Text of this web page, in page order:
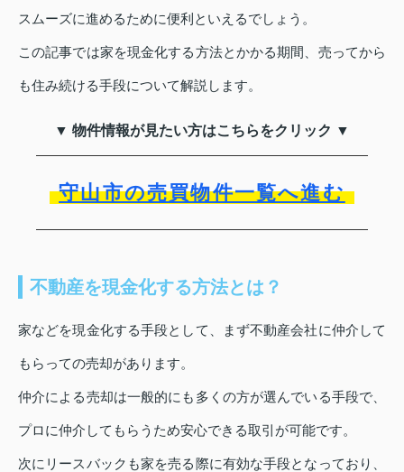
スムーズに進めるために便利といえるでしょう。
この記事では家を現金化する方法とかかる期間、売ってから
も住み続ける手段について解説します。
▼ 物件情報が見たい方はこちらをクリック ▼
守山市の売買物件一覧へ進む
不動産を現金化する方法とは？
家などを現金化する手段として、まず不動産会社に仲介して
もらっての売却があります。
仲介による売却は一般的にも多くの方が選んでいる手段で、
プロに仲介してもらうため安心できる取引が可能です。
次にリースバックも家を売る際に有効な手段となっており、